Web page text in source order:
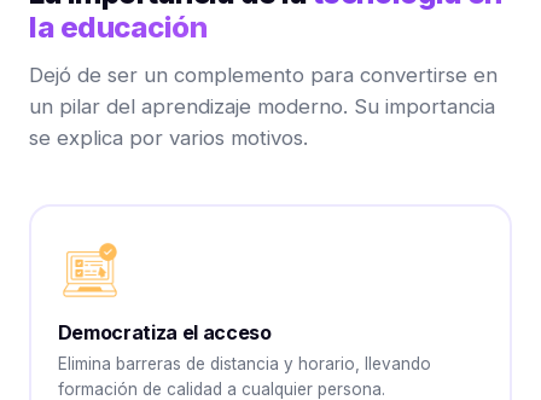
la educación
Dejó de ser un complemento para convertirse en
un pilar del aprendizaje moderno. Su importancia
se explica por varios motivos.
Democratiza el acceso
Elimina barreras de distancia y horario, llevando
formación de calidad a cualquier persona.